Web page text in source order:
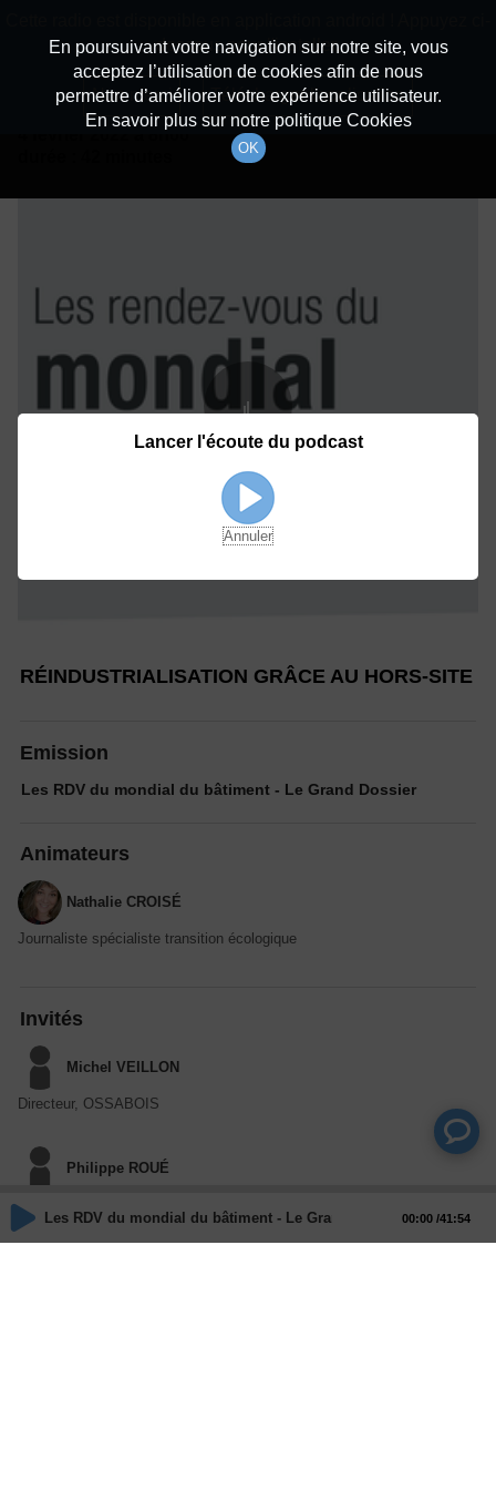
Détails De L'épisode
à 8h00
RÉINDUSTRIALISATION GRÂCE AU HORS-SITE
Emission
Les RDV du mondial du bâtiment - Le Grand Dossier
Animateurs
Nathalie CROISÉ
Journaliste spécialiste transition écologique
Invités
Michel VEILLON
Directeur, OSSABOIS
Philippe ROUÉ
Directeur, GROUPE EKKO - MAISONS E-LOFT
Les RDV du mondial du bâtiment - Le Grand Dossier -00:00 41:54
En poursuivant votre navigation sur notre site, vous
acceptez l’utilisation de cookies afin de nous
permettre d’améliorer votre expérience utilisateur.
En savoir plus sur notre politique Cookies
OK
dessous pour l'installer.
Non merci Télécharger l'application
Lancer l'écoute du podcast
Annuler